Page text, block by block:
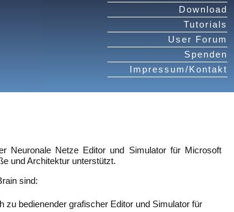
Download
Tutorials
User Forum
Spenden
Impressum/Kontakt
Neuronale Netze Editor und Simulator für Microsoft
und Architektur unterstützt.
sind:
zu bedienender grafischer Editor und Simulator für